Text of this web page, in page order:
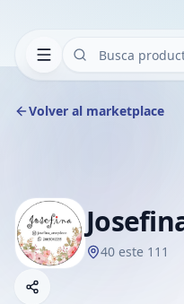
Volver al marketplace
40 este 111
Compartir empresa